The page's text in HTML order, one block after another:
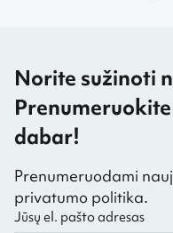
Norite sužinoti
dabar!
Prenumeruodami
privatumo politika.
Jūsų el. pašto adresas